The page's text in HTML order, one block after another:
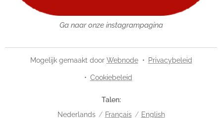
Ga naar onze instagrampagina
Mogelijk gemaakt door Webnode Privacybeleid
Cookiebeleid
Talen
Nederlands
Français English